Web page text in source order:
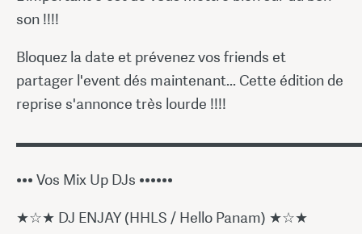
son !!!!
Bloquez la date et prévenez vos friends et
partager l'event dés maintenant... Cette édition de
reprise s'annonce très lourde !!!!
••• Vos Mix Up DJs ••••••
★☆★ DJ ENJAY (HHLS / Hello Panam) ★☆★